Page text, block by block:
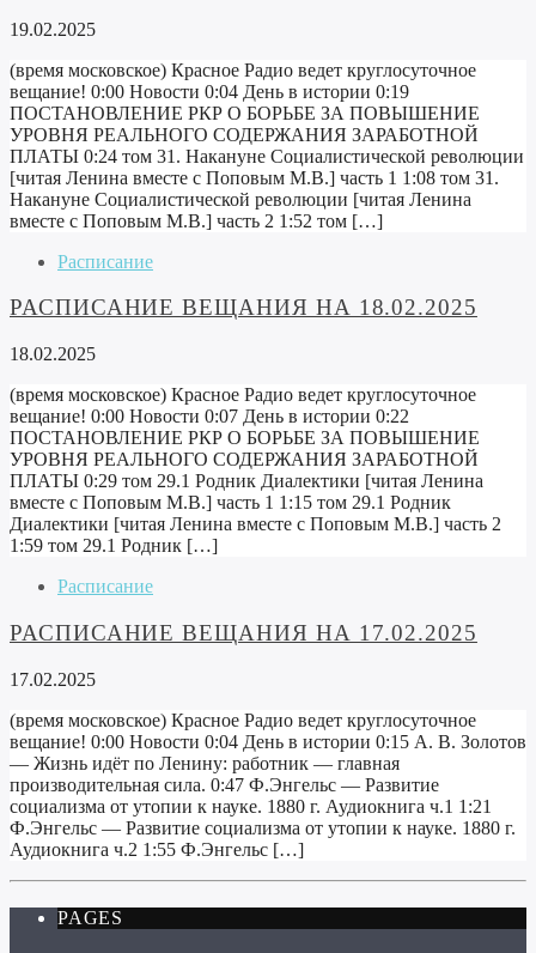
19.02.2025
(время московское) Красное Радио ведет круглосуточное
вещание! 0:00 Новости 0:04 День в истории 0:19
ПОСТАНОВЛЕНИЕ РКР О БОРЬБЕ ЗА ПОВЫШЕНИЕ
УРОВНЯ РЕАЛЬНОГО СОДЕРЖАНИЯ ЗАРАБОТНОЙ
ПЛАТЫ 0:24 том 31. Накануне Социалистической революции
[читая Ленина вместе с Поповым М.В.] часть 1 1:08 том 31.
Накануне Социалистической революции [читая Ленина
вместе с Поповым М.В.] часть 2 1:52 том […]
Расписание
РАСПИСАНИЕ ВЕЩАНИЯ НА 18.02.2025
18.02.2025
(время московское) Красное Радио ведет круглосуточное
вещание! 0:00 Новости 0:07 День в истории 0:22
ПОСТАНОВЛЕНИЕ РКР О БОРЬБЕ ЗА ПОВЫШЕНИЕ
УРОВНЯ РЕАЛЬНОГО СОДЕРЖАНИЯ ЗАРАБОТНОЙ
ПЛАТЫ 0:29 том 29.1 Родник Диалектики [читая Ленина
вместе с Поповым М.В.] часть 1 1:15 том 29.1 Родник
Диалектики [читая Ленина вместе с Поповым М.В.] часть 2
1:59 том 29.1 Родник […]
Расписание
РАСПИСАНИЕ ВЕЩАНИЯ НА 17.02.2025
17.02.2025
(время московское) Красное Радио ведет круглосуточное
вещание! 0:00 Новости 0:04 День в истории 0:15 А. В. Золотов
— Жизнь идёт по Ленину: работник — главная
производительная сила. 0:47 Ф.Энгельс — Развитие
социализма от утопии к науке. 1880 г. Аудиокнига ч.1 1:21
Ф.Энгельс — Развитие социализма от утопии к науке. 1880 г.
Аудиокнига ч.2 1:55 Ф.Энгельс […]
PAGES